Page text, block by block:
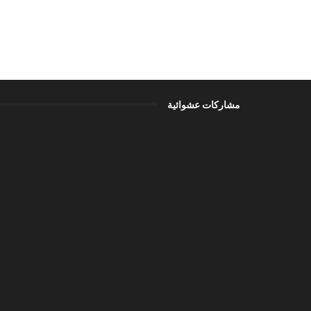
مشاركات عشوائية